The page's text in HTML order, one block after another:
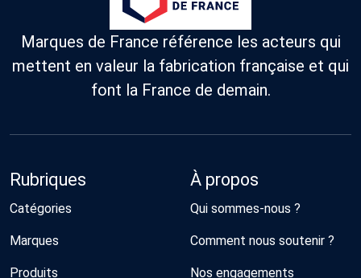
Marques de France référence les acteurs qui
mettent en valeur la fabrication française et qui
font la France de demain.
Rubriques
Catégories
Marques
Produits
À propos
Qui sommes-nous ?
Comment nous soutenir ?
Nos engagements